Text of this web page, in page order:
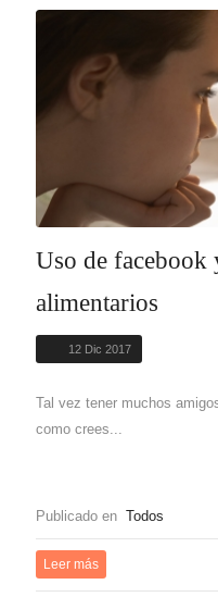
Uso de facebook
alimentarios
12 Dic 2017
Tal vez tener muchos
como crees...
Publicado en Todos
Leer más